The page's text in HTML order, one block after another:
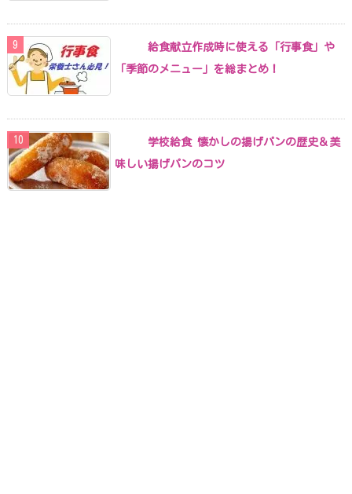
給食献立作成時に使える「行事食」や
「季節のメニュー」を総まとめ！
学校給食 懐かしの揚げパンの歴史＆美
味しい揚げパンのコツ